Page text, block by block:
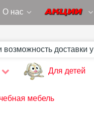
О нас
возможность
Для детей
мебель